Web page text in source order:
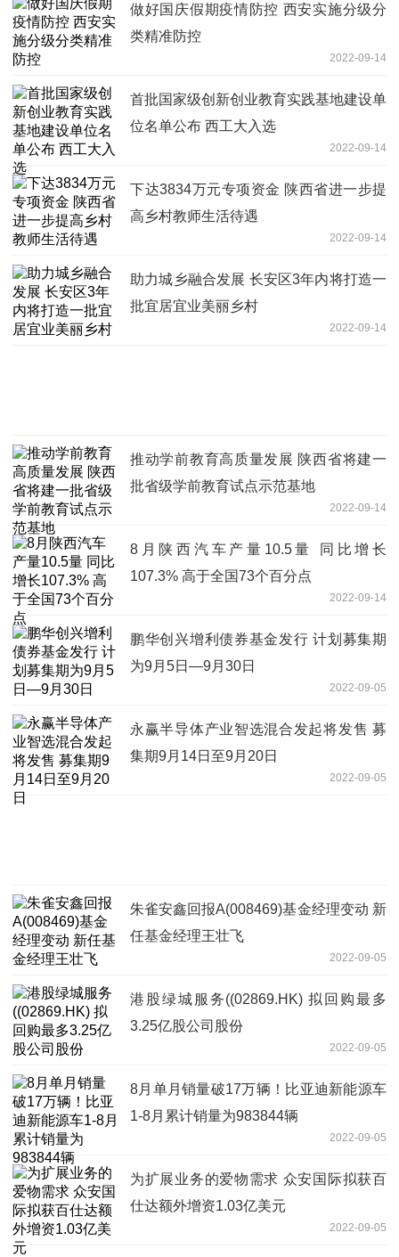
做好国庆假期疫情防控 西安实施分级分
类精准防控
2022-09-14
首批国家级创新创业教育实践基地建设单
位名单公布 西工大入选
2022-09-14
下达3834万元专项资金 陕西省进一步提
高乡村教师生活待遇
2022-09-14
助力城乡融合发展 长安区3年内将打造一
批宜居宜业美丽乡村
2022-09-14
推动学前教育高质量发展 陕西省将建一
批省级学前教育试点示范基地
2022-09-14
8月陕西汽车产量10.5量 同比增长
107.3% 高于全国73个百分点
2022-09-14
鹏华创兴增利债券基金发行 计划募集期
为9月5日—9月30日
2022-09-05
永赢半导体产业智选混合发起将发售 募
集期9月14日至9月20日
2022-09-05
朱雀安鑫回报A(008469)基金经理变动 新
任基金经理王壮飞
2022-09-05
港股绿城服务((02869.HK) 拟回购最多
3.25亿股公司股份
2022-09-05
8月单月销量破17万辆！比亚迪新能源车
1-8月累计销量为983844辆
2022-09-05
为扩展业务的爱物需求 众安国际拟获百
仕达额外增资1.03亿美元
2022-09-05